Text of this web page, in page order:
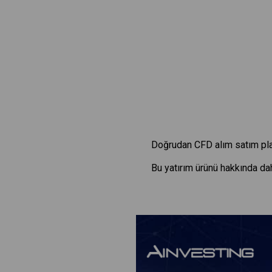
Doğrudan CFD alım satım
Bu yatırım ürünü hakkında